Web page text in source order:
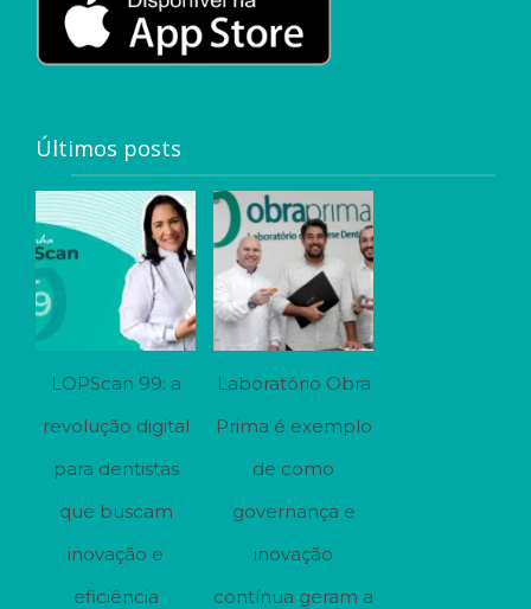
Últimos posts
LOPScan 99: a
revolução digital
para dentistas
que buscam
inovação e
eficiência
Laboratório Obra
Prima é exemplo
de como
governança e
inovação
contínua geram a